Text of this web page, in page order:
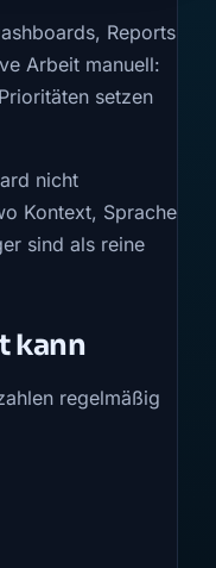
Reports
Arbeit manuell:
setzen
nicht
Kontext, Sprache
sind als reine
kann
regelmäßig